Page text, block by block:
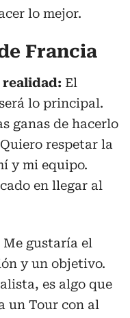
lo mejor.
Francia
realidad: El
lo principal.
ganas de hacerlo
respetar la
y mi equipo.
en llegar al
Me gustaría el
y un objetivo.
es algo que
un Tour con al